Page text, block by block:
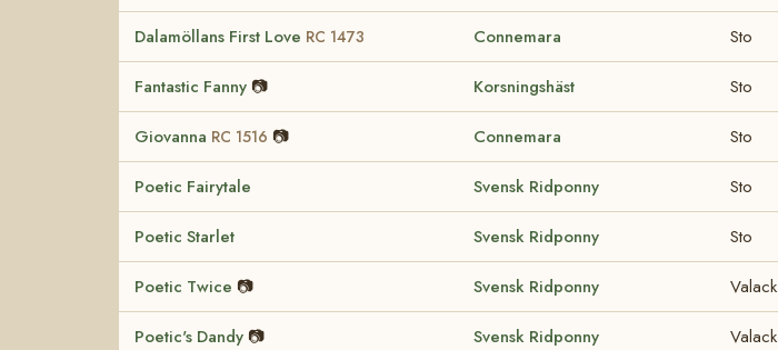
Dalamöllans First Love RC 1473 Connemara Sto
Fantastic Fanny 📷 Korsningshäst Sto
Giovanna RC 1516 📷 Connemara Sto
Poetic Fairytale Svensk Ridponny Sto
Poetic Starlet Svensk Ridponny Sto
Poetic Twice 📷 Svensk Ridponny Valack
Poetic's Dandy 📷 Svensk Ridponny Valack